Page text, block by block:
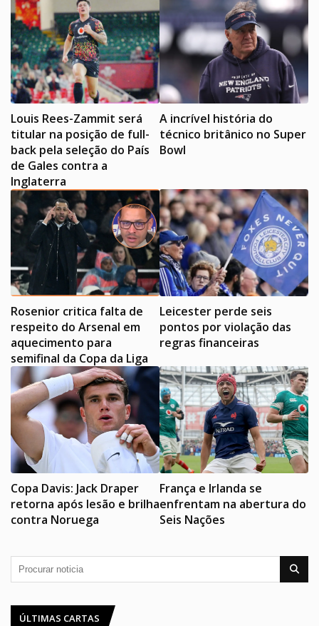
Louis Rees-Zammit será
titular na posição de full-
back pela seleção do País
de Gales contra a
Inglaterra
A incrível história do
técnico britânico no Super
Bowl
Rosenior critica falta de
respeito do Arsenal em
aquecimento para
semifinal da Copa da Liga
Leicester perde seis
pontos por violação das
regras financeiras
Copa Davis: Jack Draper
retorna após lesão e brilha
contra Noruega
França e Irlanda se
enfrentam na abertura do
Seis Nações
ÚLTIMAS CARTAS